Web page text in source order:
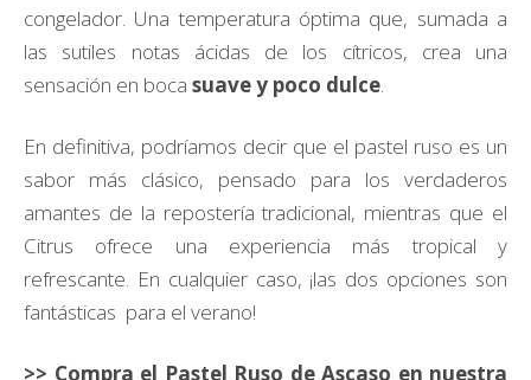
congelador. Una temperatura óptima que, sumada a
las sutiles notas ácidas de los cítricos, crea una
sensación en boca suave y poco dulce.
En definitiva, podríamos decir que el pastel ruso es un
sabor más clásico, pensado para los verdaderos
amantes de la repostería tradicional, mientras que el
Citrus ofrece una experiencia más tropical y
refrescante. En cualquier caso, ¡las dos opciones son
fantásticas para el verano!
>> Compra el Pastel Ruso de Ascaso en nuestra